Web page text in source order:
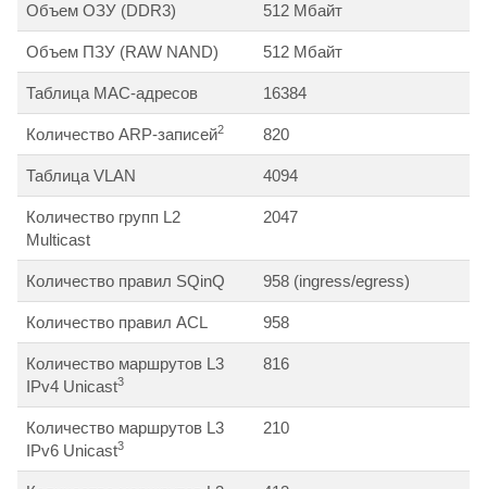
Объем ОЗУ (DDR3) 512 Мбайт
Объем ПЗУ (RAW NAND) 512 Мбайт
Таблица MAC-адресов 16384
Количество ARP-записей2 820
Таблица VLAN 4094
Количество групп L2
Multicast
2047
Количество правил SQinQ 958 (ingress/egress)
Количество правил ACL 958
Количество маршрутов L3
IPv4 Unicast3
816
Количество маршрутов L3
IPv6 Unicast3
210